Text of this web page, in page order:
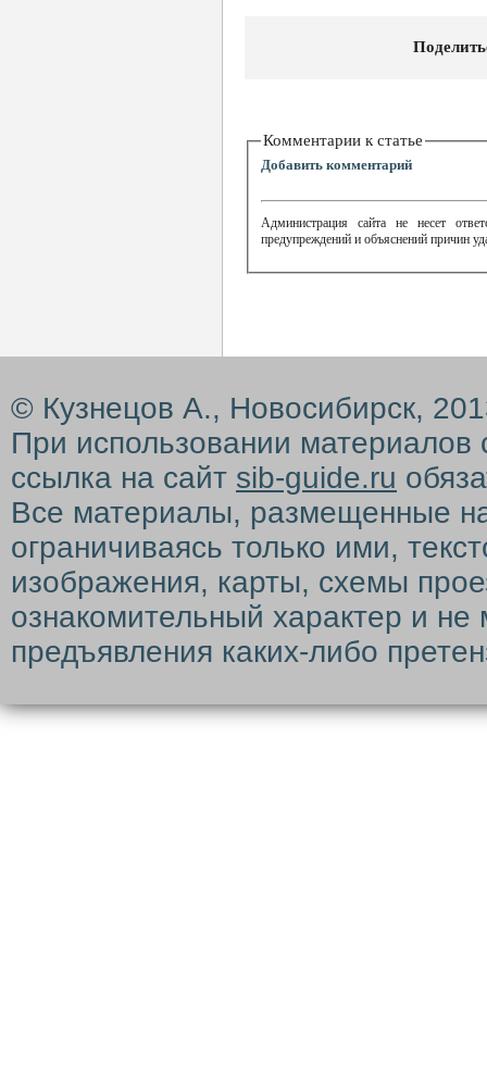
Комментарии к статье
Добавить комментарий
Администрация сайта не несет
предупреждений и объяснений причин
© Кузнецов А., Новосибирск,
При использовании материалов
ссылка на сайт sib-guide.ru
Все материалы, размещенные
ограничиваясь только ими,
изображения, карты, схемы
ознакомительный характер и
предъявления каких-либо